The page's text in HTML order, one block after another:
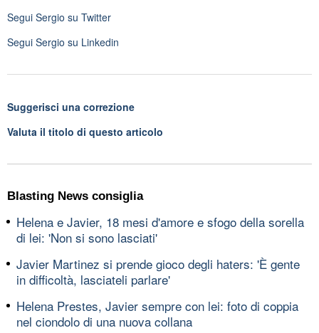
Segui Sergio su Twitter
Segui Sergio su Linkedin
Suggerisci una correzione
Valuta il titolo di questo articolo
Blasting News consiglia
Helena e Javier, 18 mesi d'amore e sfogo della sorella
di lei: 'Non si sono lasciati'
Javier Martinez si prende gioco degli haters: 'È gente
in difficoltà, lasciateli parlare'
Helena Prestes, Javier sempre con lei: foto di coppia
nel ciondolo di una nuova collana